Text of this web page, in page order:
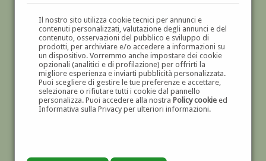
Il nostro sito utilizza cookie tecnici per annunci e
contenuti personalizzati, valutazione degli annunci e del
contenuto, osservazioni del pubblico e sviluppo di
prodotti, per archiviare e/o accedere a informazioni su
un dispositivo. Vorremmo anche impostare dei cookie
opzionali (analitici e di profilazione) per offrirti la
migliore esperienza e inviarti pubblicità personalizzata.
Puoi scegliere di gestire le tue preferenze e accettare,
selezionare o rifiutare tutti i cookie dal pannello
personalizza. Puoi accedere alla nostra Policy cookieed
Informativa sulla Privacy per ulteriori informazioni.
GALLERIAD'ARTE
DIPINTI E SCULTURE '800 E '900